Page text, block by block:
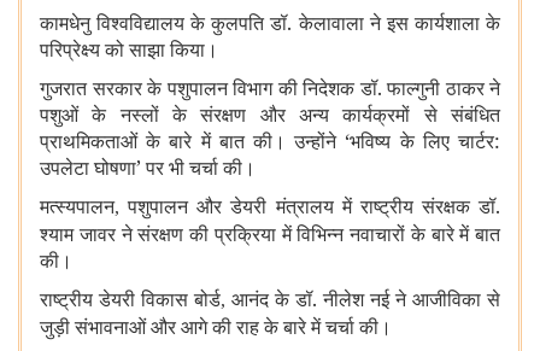
कामधेनु विश्वविद्यालय के कुलपति डॉ. केलावाला ने इस कार्यशाला के
परिप्रेक्ष्य को साझा किया।
गुजरात सरकार के पशुपालन विभाग की निदेशक डॉ. फाल्गुनी ठाकर ने
पशुओं के नस्लों के संरक्षण और अन्य कार्यक्रमों से संबंधित
प्राथमिकताओं के बारे में बात की। उन्होंने ‘भविष्य के लिए चार्टर:
उपलेटा घोषणा’ पर भी चर्चा की।
मत्स्यपालन,पशुपालन और डेयरी मंत्रालय में राष्ट्रीय संरक्षक डॉ.
श्याम जावर ने संरक्षण की प्रक्रिया में विभिन्न नवाचारों के बारे में बात
की।
राष्ट्रीय डेयरी विकास बोर्ड, आनंद के डॉ. नीलेश नई ने आजीविका से
जुड़ी संभावनाओं और आगे की राह के बारे में चर्चा की।